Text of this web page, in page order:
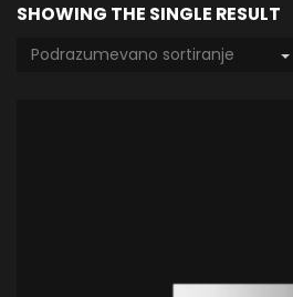
SHOWING THE SINGLE RESULT